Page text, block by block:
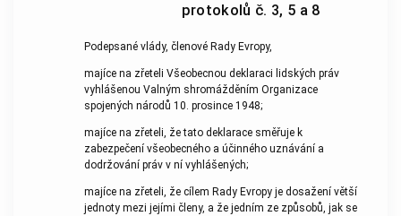
protokolů č. 3, 5 a 8
Podepsané vlády, členové Rady Evropy,
majíce na zřeteli Všeobecnou deklaraci lidských práv
vyhlášenou Valným shromážděním Organizace
spojených národů 10. prosince 1948;
majíce na zřeteli, že tato deklarace směřuje k
zabezpečení všeobecného a účinného uznávání a
dodržování práv v ní vyhlášených;
majíce na zřeteli, že cílem Rady Evropy je dosažení větší
jednoty mezi jejími členy, a že jedním ze způsobů, jak se